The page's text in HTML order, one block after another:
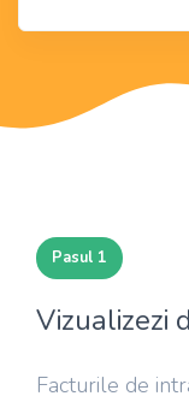
Pasul 1
Vizualizezi
Facturile de